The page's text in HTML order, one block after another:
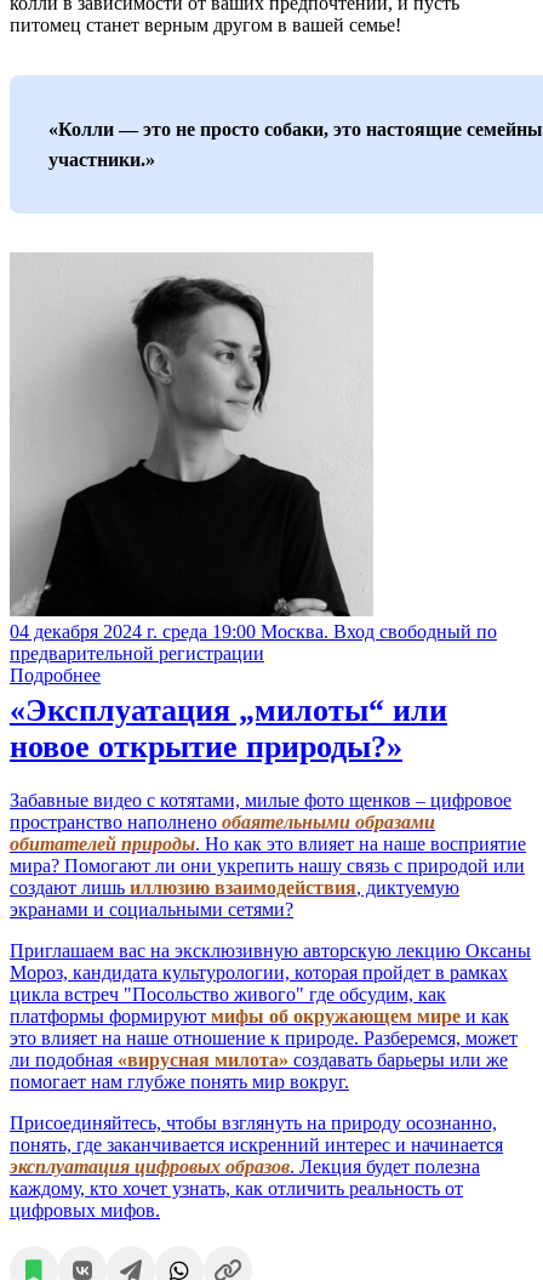
питомец станет верным другом в вашей семье!
«Колли — это не просто собаки, это настоящие
участники.»
04 декабря 2024 г. среда 19:00 Москва. Вход свободный по
предварительной регистрации
Подробнее
«Эксплуатация „милоты“ или
новое открытие природы?»
Забавные видео с котятами, милые фото щенков – цифровое
пространство наполнено обаятельными образами
обитателей природы. Но как это влияет на наше восприятие
мира? Помогают ли они укрепить нашу связь с природой или
создают лишь иллюзию взаимодействия, диктуемую
экранами и социальными сетями?
Приглашаем вас на эксклюзивную авторскую лекцию Оксаны
Мороз, кандидата культурологии, которая пройдет в рамках
цикла встреч "Посольство живого" где обсудим, как
платформы формируют мифы об окружающем мире и как
это влияет на наше отношение к природе. Разберемся, может
ли подобная «вирусная милота» создавать барьеры или же
помогает нам глубже понять мир вокруг.
Присоединяйтесь, чтобы взглянуть на природу осознанно,
понять, где заканчивается искренний интерес и начинается
эксплуатация цифровых образов. Лекция будет полезна
каждому, кто хочет узнать, как отличить реальность от
цифровых мифов.